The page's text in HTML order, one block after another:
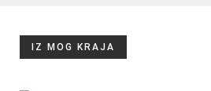
IZ MOG KRAJA